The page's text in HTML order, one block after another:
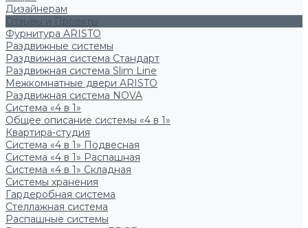
Дизайнерам
Отзывы и Проекты
Фурнитура ARISTO
Раздвижные системы
Раздвижная система Стандарт
Раздвижная система Slim Line
Межкомнатные двери ARISTO
Раздвижная система NOVA
Система «4 в 1»
Общее описание системы «4 в 1»
Квартира-студия
Система «4 в 1» Подвесная
Система «4 в 1» Распашная
Система «4 в 1» Складная
Системы хранения
Гардеробная система
Стеллажная система
Распашные системы